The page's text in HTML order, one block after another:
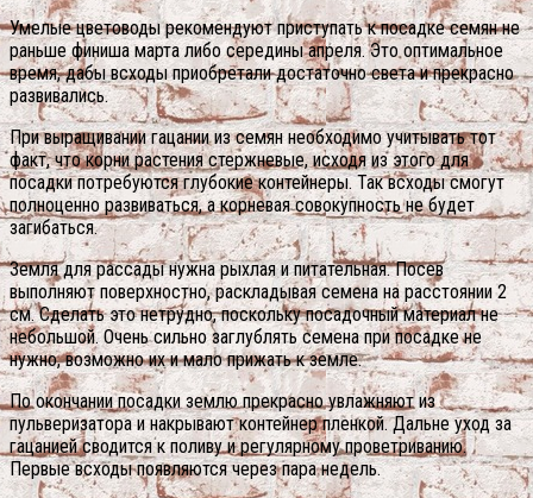
Умелые цветоводы рекомендуют приступать к посадке семян не
раньше финиша марта либо середины апреля. Это оптимальное
время, дабы всходы приобретали достаточно света и прекрасно
развивались.
При выращивании гацании из семян необходимо учитывать тот
факт, что корни растения стержневые, исходя из этого для
посадки потребуются глубокие контейнеры. Так всходы смогут
полноценно развиваться, а корневая совокупность не будет
загибаться.
Земля для рассады нужна рыхлая и питательная. Посев
выполняют поверхностно, раскладывая семена на расстоянии 2
см. Сделать это нетрудно, поскольку посадочный материал не
небольшой. Очень сильно заглублять семена при посадке не
нужно, возможно их и мало прижать к земле.
По окончании посадки землю прекрасно увлажняют из
пульверизатора и накрывают контейнер пленкой. Дальне уход за
гацанией сводится к поливу и регулярному проветриванию.
Первые всходы появляются через пара недель.